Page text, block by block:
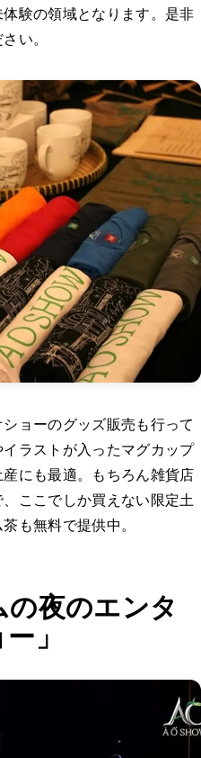
験の領域となります。是非
い。
ョーのグッズ販売も行って
ラストが入ったマグカップ
にも最適。もちろん雑貨店
ここでしか買えない限定土
も無料で提供中。
夜のエンタ
」